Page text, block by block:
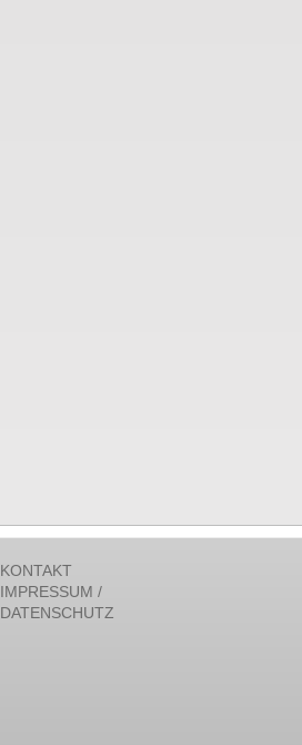
KONTAKT
IMPRESSUM /
DATENSCHUTZ